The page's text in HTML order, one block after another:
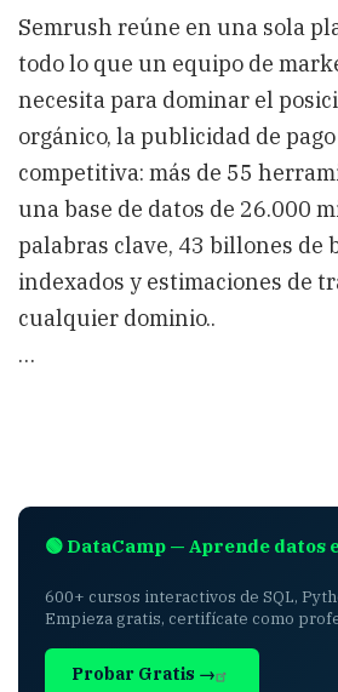
Semrush reúne en una sola
todo lo que un equipo de
necesita para dominar el
orgánico, la publicidad de
competitiva: más de 55
una base de datos de 26.000
palabras clave, 43 billones de
indexados y estimaciones de
cualquier dominio..
…
🟢 DataCamp — Aprende datos
600+ cursos interactivos de SQL,
Empieza gratis, certifícate como
Probar Gratis →